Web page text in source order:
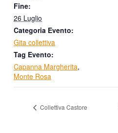
Fine:
26 Luglio
Categoria Evento:
Gita collettiva
Tag Evento:
Capanna Margherita,
Monte Rosa
Collettiva Castore